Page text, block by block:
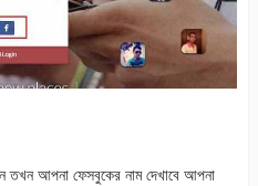
আপনা ফেসবুকের নাম দেখাবে আপনা